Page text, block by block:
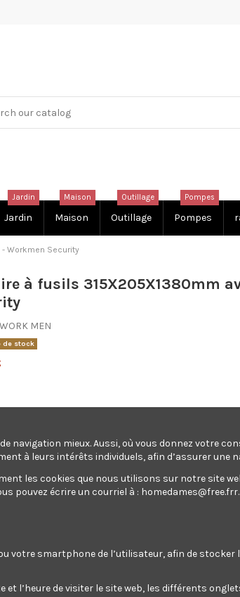
Jardin
Jardin
Maison
Maison
Outillage
Outillage
Pompes
Pompes
Workmen Security
à fusils 315X205X1380mm
WORK MEN
de stock
fusils 315X205X1380mm avec coffre intérieur - 5
Ajouter au panier
fusils 315X205X1380mm
navigation mieux. Aussi, où vous donnez votre
à leurs intérêts individuels, afin d’assurer une
les cookies que nous utilisons sur notre site
pouvez écrire un courriel à : homedames@free.frr.
smartphone de l’utilisateur, afin de
l’heure de visiter le site web, les différents